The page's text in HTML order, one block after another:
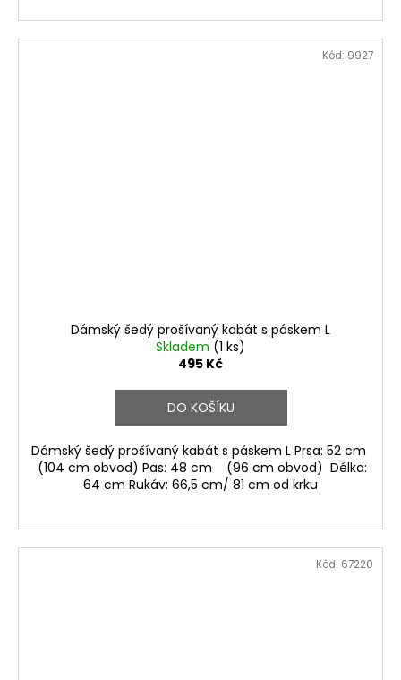
Dámský šedý prošívaný kabát s páskem L
Skladem (1 ks)
495 Kč
DO KOŠÍKU
Dámský šedý prošívaný kabát s páskem L Prsa: 52 cm
(104 cm obvod) Pas: 48 cm (96 cm obvod) Délka:
64 cm Rukáv: 66,5 cm/ 81 cm od krku
Kód: 9927
Kód: 67220